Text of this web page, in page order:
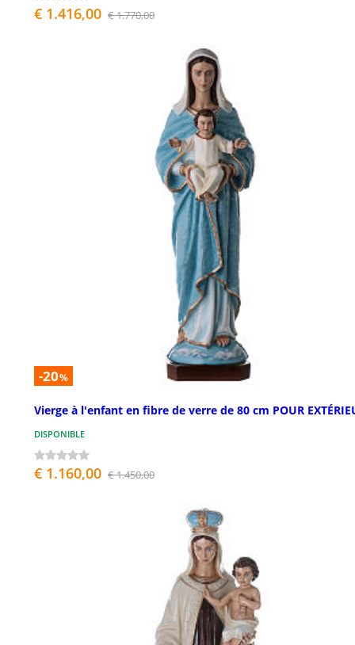
€ 1.416,00 € 1.770,00
-20%
Vierge à l'enfant en fibre de verre de 80 cm POUR
DISPONIBLE
€ 1.160,00 € 1.450,00